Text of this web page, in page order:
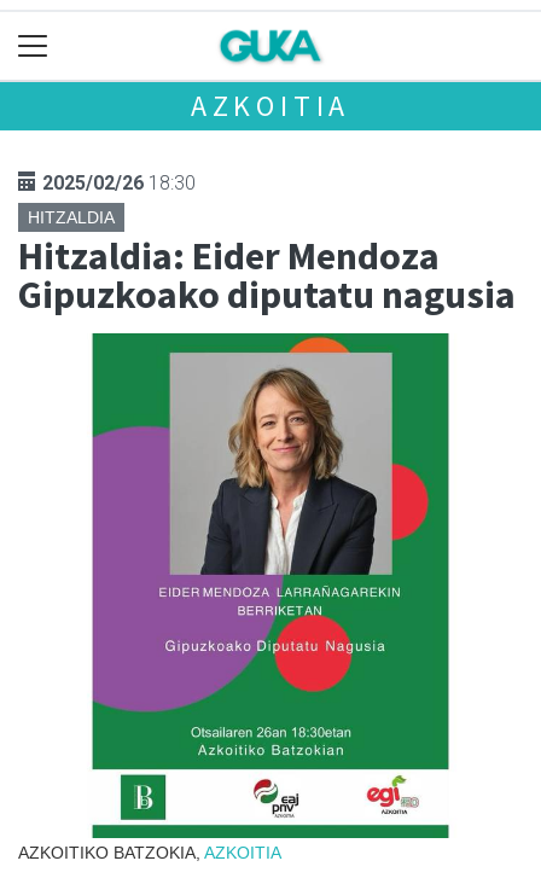
AZKOITIA
2025/02/26 18:30
HITZALDIA
Hitzaldia: Eider Mendoza
Gipuzkoako diputatu nagusia
AZKOITIKO BATZOKIA, AZKOITIA